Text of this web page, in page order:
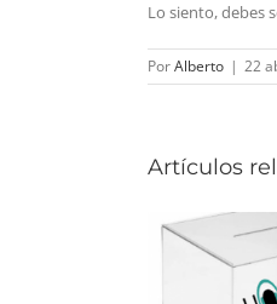
Lo siento, debes
PorAlberto | 22
Artículos